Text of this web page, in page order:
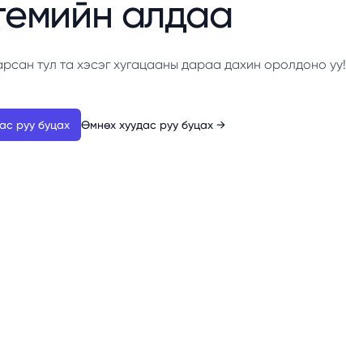
алдаа
тул та хэсэг хугацааны дараа дахин оролдоно уу!
руу буцах Өмнөх хуудас руу буцах →